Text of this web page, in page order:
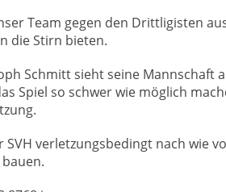
Team gegen den Drittligisten
die Stirn bieten.
Schmitt sieht seine Mannschaft
Spiel so schwer wie möglich
SVH verletzungsbedingt nach wie